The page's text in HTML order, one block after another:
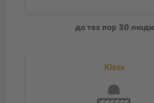
до тех пор 30 люди
Klass